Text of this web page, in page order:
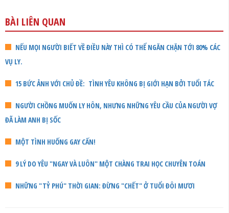
BÀI LIÊN QUAN
NẾU MỌI NGƯỜI BIẾT VỀ ĐIỀU NÀY THÌ CÓ THỂ NGĂN CHẶN TỚI 80% CÁC
VỤ LY.
15 BỨC ẢNH VỚI CHỦ ĐỀ: TÌNH YÊU KHÔNG BỊ GIỚI HẠN BỞI TUỔI TÁC
NGƯỜI CHỒNG MUỐN LY HÔN, NHƯNG NHỮNG YÊU CẦU CỦA NGƯỜI VỢ
ĐÃ LÀM ANH BỊ SỐC
MỘT TÌNH HUỐNG GAY CẤN!
9 LÝ DO YÊU "NGAY VÀ LUÔN" MỘT CHÀNG TRAI HỌC CHUYÊN TOÁN
NHỮNG "TỶ PHÚ" THỜI GIAN: ĐỪNG "CHẾT" Ở TUỔI ĐÔI MƯƠI